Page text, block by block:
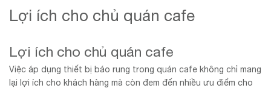
Lợi ích cho chủ quán cafe
Lợi ích cho chủ quán cafe
Việc áp dụng thiết bị báo rung trong quán cafe không chỉ mang
lại lợi ích cho khách hàng mà còn đem đến nhiều ưu điểm cho